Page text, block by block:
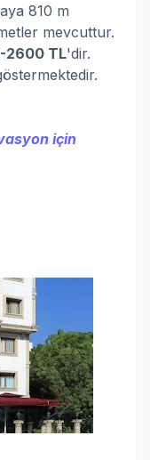
810 m
mevcuttur.
2600 TL'dir.
için